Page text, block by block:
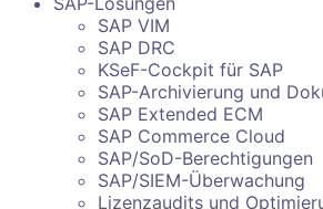
SAP VIM
SAP DRC
KSeF-Cockpit für SAP
SAP-Archivierung und
SAP Extended ECM
SAP Commerce Cloud
SAP/SoD-Berechtigungen
SAP/SIEM-Überwachung
Lizenzaudits und